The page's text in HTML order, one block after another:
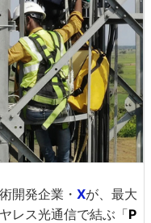
開発企業・ Xが、最大
レス光通信で結ぶ「P